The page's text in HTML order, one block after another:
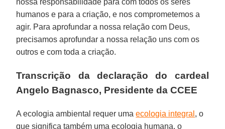
humanos e para a criação, e nos comprometemos a
agir. Para aprofundar a nossa relação com Deus,
precisamos aprofundar a nossa relação uns com os
outros e com toda a criação.
Transcrição da declaração do cardeal
Angelo Bagnasco, Presidente da CCEE
A ecologia ambiental requer umaecologia integral , o
que significa também uma ecologia humana, o